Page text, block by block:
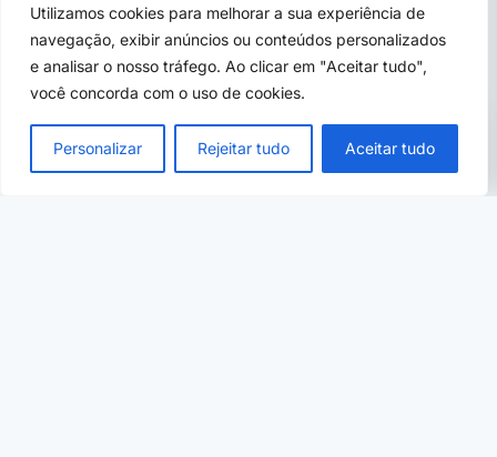
Utilizamos cookies para melhorar a sua experiência de
navegação, exibir anúncios ou conteúdos personalizados
e analisar o nosso tráfego. Ao clicar em "Aceitar tudo",
você concorda com o uso de cookies.
Personalizar Rejeitar tudo Aceitar tudo
UFPA abre 160 vagas em cursinho gratuito
para o Enem: veja como se inscrever